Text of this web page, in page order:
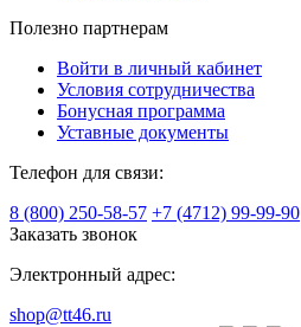
Полезно партнерам
Войти в личный кабинет
Условия сотрудничества
Бонусная программа
Уставные документы
Телефон для связи:
8 (800) 250-58-57 +7 (4712) 99-99-90
Заказать звонок
Электронный адрес:
shop@tt46.ru